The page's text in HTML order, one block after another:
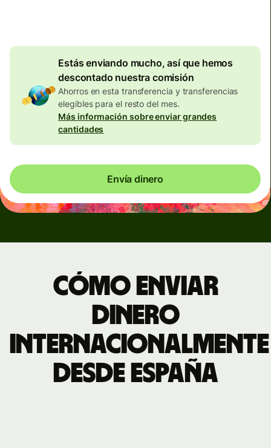
Estás enviando mucho, así que hemos
descontado nuestra comisión
Ahorros en esta transferencia y transferencias
elegibles para el resto del mes.
Más información sobre enviar grandes
cantidades
Envía dinero
Cómo enviar
dinero
internacionalmente
desde España